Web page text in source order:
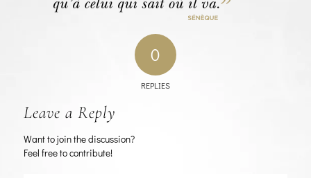
0
REPLIES
Leave a Reply
Want to join the discussion?
Feel free to contribute!